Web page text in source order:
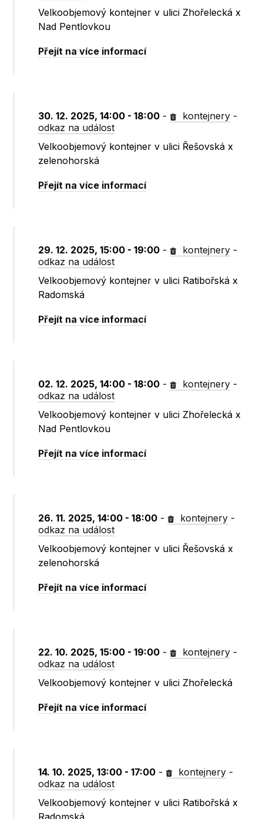
Velkoobjemový kontejner v ulici Zhořelecká x
Nad Pentlovkou
Přejít na více informací
30. 12. 2025, 14:00 - 18:00 - kontejnery -
odkaz na událost
Velkoobjemový kontejner v ulici Řešovská x
zelenohorská
Přejít na více informací
29. 12. 2025, 15:00 - 19:00 - kontejnery -
odkaz na událost
Velkoobjemový kontejner v ulici Ratibořská x
Radomská
Přejít na více informací
02. 12. 2025, 14:00 - 18:00 - kontejnery -
odkaz na událost
Velkoobjemový kontejner v ulici Zhořelecká x
Nad Pentlovkou
Přejít na více informací
26. 11. 2025, 14:00 - 18:00 - kontejnery -
odkaz na událost
Velkoobjemový kontejner v ulici Řešovská x
zelenohorská
Přejít na více informací
22. 10. 2025, 15:00 - 19:00 - kontejnery -
odkaz na událost
Velkoobjemový kontejner v ulici Zhořelecká
Přejít na více informací
14. 10. 2025, 13:00 - 17:00 - kontejnery -
odkaz na událost
Velkoobjemový kontejner v ulici Ratibořská x
Radomská